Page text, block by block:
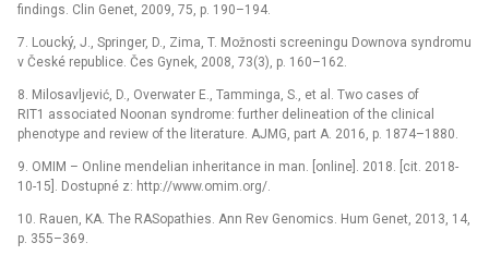
findings. Clin Genet, 2009, 75, p. 190–194.
7. Loucký, J., Springer, D., Zima, T. Možnosti screeningu Downova syndromu
v České republice. Čes Gynek, 2008, 73(3), p. 160–162.
8. Milosavljević, D., Overwater E., Tamminga, S., et al. Two cases of
RIT1 associated Noonan syndrome: further delineation of the clinical
phenotype and review of the literature. AJMG, part A. 2016, p. 1874–1880.
9. OMIM –⁠ Online mendelian inheritance in man. [online]. 2018. [cit. 2018-
10-15]. Dostupné z: http://www.omim.org/.
10. Rauen, KA. The RASopathies. Ann Rev Genomics. Hum Genet, 2013, 14,
p. 355–369.